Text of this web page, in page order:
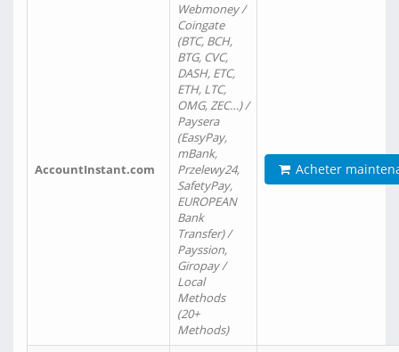
AccountInstant.com
Webmoney /
Coingate
(BTC, BCH,
BTG, CVC,
DASH, ETC,
ETH, LTC,
OMG, ZEC…) /
Paysera
(EasyPay,
mBank,
Przelewy24,
SafetyPay,
EUROPEAN
Bank
Transfer) /
Payssion,
Giropay /
Local
Methods
(20+
Methods)
Acheter